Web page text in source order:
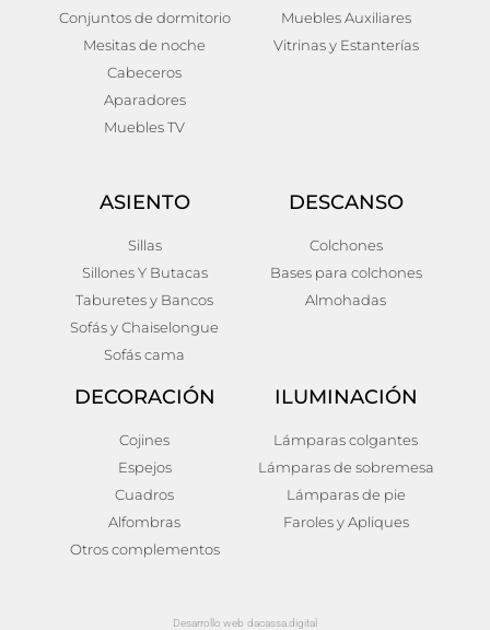
Conjuntos de dormitorio
Mesitas de noche
Cabeceros
Aparadores
Muebles TV
Muebles Auxiliares
Vitrinas y Estanterías
ASIENTO
Sillas
Sillones Y Butacas
Taburetes y Bancos
Sofás y Chaiselongue
Sofás cama
DESCANSO
Colchones
Bases para colchones
Almohadas
DECORACIÓN
Cojines
Espejos
Cuadros
Alfombras
Otros complementos
ILUMINACIÓN
Lámparas colgantes
Lámparas de sobremesa
Lámparas de pie
Faroles y Apliques
Desarrollo web dacassa.digital